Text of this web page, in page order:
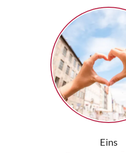
Eins